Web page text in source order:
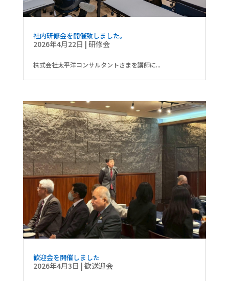
社内研修会を開催致しました。
2026年4月22日 | 研修会
株式会社太平洋コンサルタントさまを講師に...
歓迎会を開催しました
2026年4月3日 | 歓送迎会